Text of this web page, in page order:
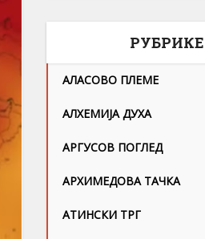
РУБРИКЕ
АЛАСОВО ПЛЕМЕ
АЛХЕМИЈА ДУХА
АРГУСОВ ПОГЛЕД
АРХИМЕДОВА ТАЧКА
АТИНСКИ ТРГ